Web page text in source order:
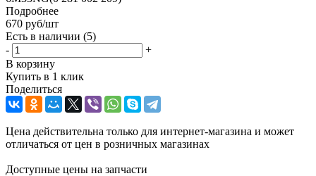
Подробнее
670 руб/шт
Есть в наличии (5)
-
+
В корзину
Купить в 1 клик
Поделиться
Цена действительна только для интернет-магазина и может
отличаться от цен в розничных магазинах
Доступные цены на запчасти